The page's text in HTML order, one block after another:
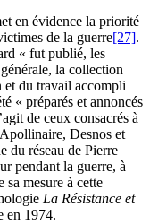
en évidence la priorité
de la guerre[27].
« fut publié, les
la collection
et du travail accompli
« préparés et annoncés
de ceux consacrés à
Desnos et
du réseau de Pierre
pendant la guerre, à
sa mesure à cette
La Résistance et
en 1974.